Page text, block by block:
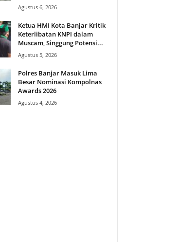
Agustus 6, 2026
Ketua HMI Kota Banjar Kritik
Keterlibatan KNPI dalam
Muscam, Singgung Potensi...
Agustus 5, 2026
Polres Banjar Masuk Lima
Besar Nominasi Kompolnas
Awards 2026
Agustus 4, 2026